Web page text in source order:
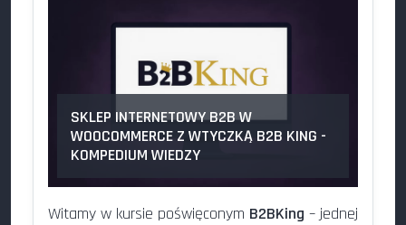
SKLEP INTERNETOWY B2B W
WOOCOMMERCE Z WTYCZKĄ B2B KING -
KOMPEDIUM WIEDZY
Witamy w kursie poświęconym B2BKing – jednej